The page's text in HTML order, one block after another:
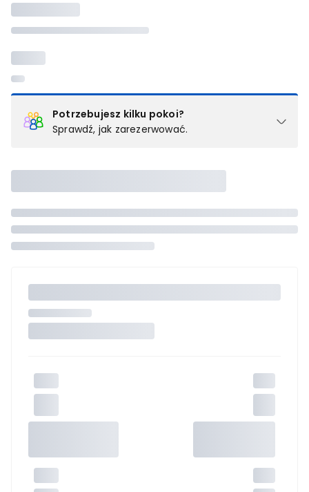
Potrzebujesz kilku pokoi?
Sprawdź, jak zarezerwować.
pokoju (lub apartamencie, willi itd.). Wybierz jedną z ofert z listy
i zarezerwuj ją. Zrób oddzielne rezerwacje dla każdego
kolejnego pokoju lubskontaktuj się z nami,by złożyć
zamówienie u naszego doradcy.
Maksymalna liczba uczestników
maksymalny limit dla 1 pokoju.